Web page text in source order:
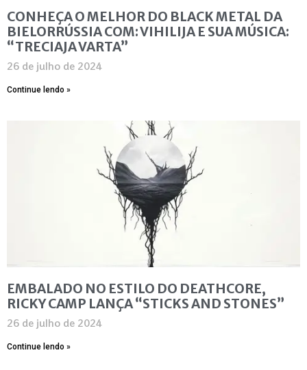
CONHEÇA O MELHOR DO BLACK METAL DA
BIELORRÚSSIA COM: VIHILIJA E SUA MÚSICA:
“TRECIAJA VARTA”
26 de julho de 2024
Continue lendo »
EMBALADO NO ESTILO DO DEATHCORE,
RICKY CAMP LANÇA “STICKS AND STONES”
26 de julho de 2024
Continue lendo »